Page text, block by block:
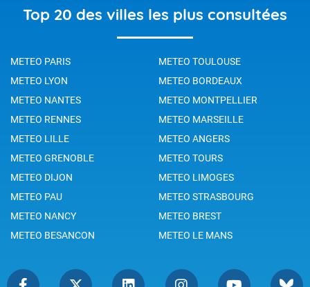
Top 20 des villes les plus consultées
METEO PARIS
METEO TOULOUSE
METEO LYON
METEO BORDEAUX
METEO NANTES
METEO MONTPELLIER
METEO RENNES
METEO MARSEILLE
METEO LILLE
METEO ANGERS
METEO GRENOBLE
METEO TOURS
METEO DIJON
METEO LIMOGES
METEO PAU
METEO STRASBOURG
METEO NANCY
METEO BREST
METEO BESANCON
METEO LE MANS